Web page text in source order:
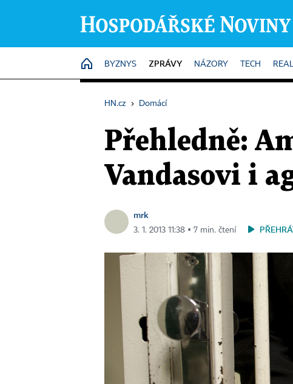
HOME
BYZNYS ZPRÁVY NÁZORY TECH
HN.cz › Domácí
Přehledně:
Vandasovi i
mrk
3. 1. 2013 11:38 ▪ 7 min. čtení